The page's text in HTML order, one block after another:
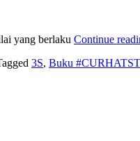
yang berlaku Continue
3S, Buku